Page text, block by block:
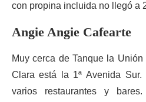
con propina incluida no llegó a
Angie Angie Cafearte
Muy cerca de Tanque la
Clara está la 1ª Avenida
varios restaurantes y